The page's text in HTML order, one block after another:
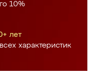
10%
лет
характеристик